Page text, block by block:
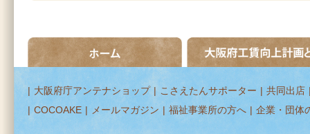
| 大阪府庁アンテナショップ | こさえたんサポーター | 共同出店
| COCOAKE | メールマガジン | 福祉事業所の方へ | 企業・団体